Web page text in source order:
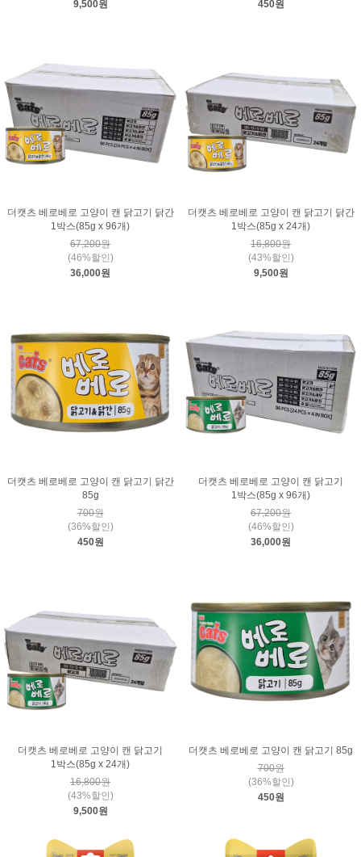
9,500원 450원
더캣츠 베로베로 고양이 캔 닭고기 닭간
1박스(85g x 96개)
67,200원
(46%할인)
36,000원
더캣츠 베로베로 고양이 캔 닭고기 닭간
1박스(85g x 24개)
16,800원
(43%할인)
9,500원
더캣츠 베로베로 고양이 캔 닭고기 닭간
85g
700원
(36%할인)
450원
더캣츠 베로베로 고양이 캔 닭고기
1박스(85g x 96개)
67,200원
(46%할인)
36,000원
더캣츠 베로베로 고양이 캔 닭고기
1박스(85g x 24개)
16,800원
(43%할인)
9,500원
더캣츠 베로베로 고양이 캔 닭고기 85g
700원
(36%할인)
450원